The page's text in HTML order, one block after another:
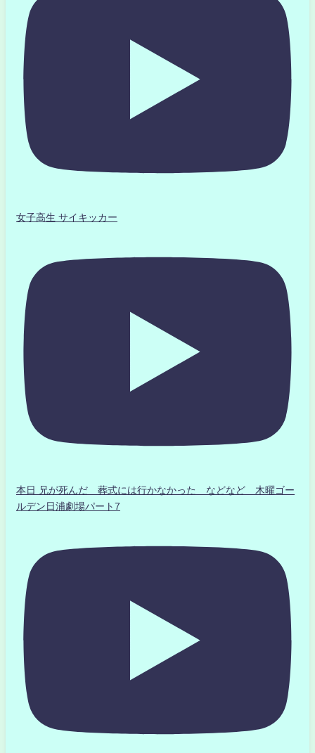
女子高生 サイキッカー
本日 兄が死んだ 葬式には行かなかった などなど 木曜ゴー
ルデン日浦劇場パート7